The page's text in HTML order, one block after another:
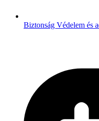
Biztonság Védelem és